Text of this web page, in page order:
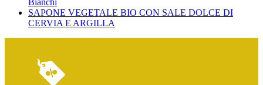
Bianchi
visualizza
articolo:
SAPONE VEGETALE BIO CON SALE DOLCE DI
CERVIA E ARGILLA